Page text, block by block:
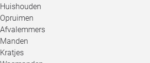
Huishouden
Opruimen
Afvalemmers
Manden
Kratjes